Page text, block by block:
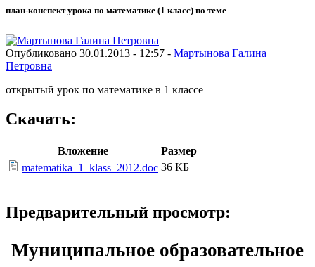
план-конспект урока по математике (1 класс) по теме
Опубликовано 30.01.2013 - 12:57 - Мартынова Галина
Петровна
открытый урок по математике в 1 классе
Скачать:
Вложение
Размер
matematika_1_klass_2012.doc 36 КБ
Предварительный просмотр:
Муниципальное образовательное